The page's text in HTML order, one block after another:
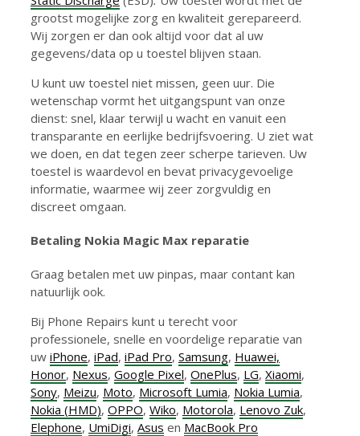
grootst mogelijke zorg en kwaliteit gerepareerd.
Wij zorgen er dan ook altijd voor dat al uw
gegevens/data op u toestel blijven staan.
U kunt uw toestel niet missen, geen uur. Die
wetenschap vormt het uitgangspunt van onze
dienst: snel, klaar terwijl u wacht en vanuit een
transparante en eerlijke bedrijfsvoering. U ziet wat
we doen, en dat tegen zeer scherpe tarieven. Uw
toestel is waardevol en bevat privacygevoelige
informatie, waarmee wij zeer zorgvuldig en
discreet omgaan.
Betaling Nokia Magic Max reparatie
Graag betalen met uw pinpas, maar contant kan
natuurlijk ook.
Bij Phone Repairs kunt u terecht voor
professionele, snelle en voordelige reparatie van
uw iPhone, iPad, iPad Pro, Samsung, Huawei,
Honor, Nexus, Google Pixel, OnePlus, LG, Xiaomi,
Sony, Meizu, Moto, Microsoft Lumia, Nokia Lumia,
Nokia (HMD), OPPO, Wiko, Motorola, Lenovo Zuk,
Elephone, UmiDigi, Asus en MacBook Pro